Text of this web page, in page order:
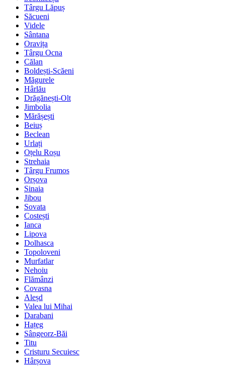
Târgu Lăpuș
Săcueni
Videle
Sântana
Oravița
Târgu Ocna
Călan
Boldești-Scăeni
Măgurele
Hârlău
Drăgănești-Olt
Jimbolia
Mărășești
Beiuș
Beclean
Urlați
Oțelu Roșu
Strehaia
Târgu Frumos
Orșova
Sinaia
Jibou
Sovata
Costești
Ianca
Lipova
Dolhasca
Topoloveni
Murfatlar
Nehoiu
Flămânzi
Covasna
Aleșd
Valea lui Mihai
Darabani
Hațeg
Sângeorz-Băi
Titu
Cristuru Secuiesc
Hârșova